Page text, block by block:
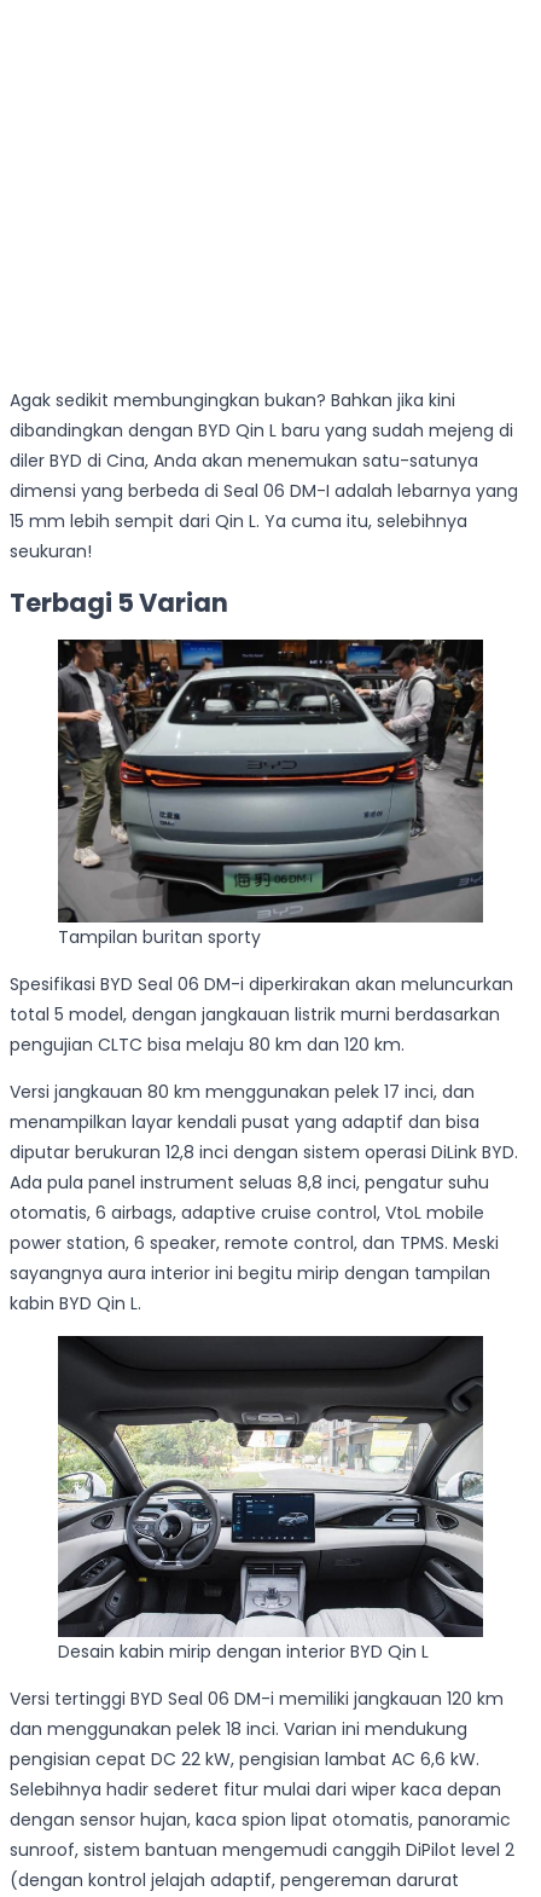
Agak sedikit membungingkan bukan? Bahkan jika kini
dibandingkan dengan BYD Qin L baru yang sudah mejeng di
diler BYD di Cina, Anda akan menemukan satu-satunya
dimensi yang berbeda di Seal 06 DM-I adalah lebarnya yang
15 mm lebih sempit dari Qin L. Ya cuma itu, selebihnya
seukuran!
Terbagi 5 Varian
Tampilan buritan sporty
Spesifikasi BYD Seal 06 DM-i diperkirakan akan meluncurkan
total 5 model, dengan jangkauan listrik murni berdasarkan
pengujian CLTC bisa melaju 80 km dan 120 km.
Versi jangkauan 80 km menggunakan pelek 17 inci, dan
menampilkan layar kendali pusat yang adaptif dan bisa
diputar berukuran 12,8 inci dengan sistem operasi DiLink BYD.
Ada pula panel instrument seluas 8,8 inci, pengatur suhu
otomatis, 6 airbags, adaptive cruise control, VtoL mobile
power station, 6 speaker, remote control, dan TPMS. Meski
sayangnya aura interior ini begitu mirip dengan tampilan
kabin BYD Qin L.
Desain kabin mirip dengan interior BYD Qin L
Versi tertinggi BYD Seal 06 DM-i memiliki jangkauan 120 km
dan menggunakan pelek 18 inci. Varian ini mendukung
pengisian cepat DC 22 kW, pengisian lambat AC 6,6 kW.
Selebihnya hadir sederet fitur mulai dari wiper kaca depan
dengan sensor hujan, kaca spion lipat otomatis, panoramic
sunroof, sistem bantuan mengemudi canggih DiPilot level 2
(dengan kontrol jelajah adaptif, pengereman darurat